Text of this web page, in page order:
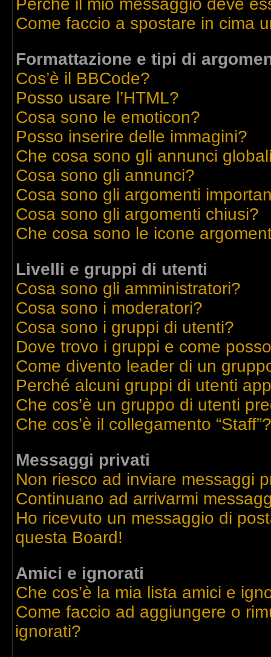
Perché il mio messaggio deve
Come faccio a spostare in cima
Formattazione e tipi di
Cos’è il BBCode?
Posso usare l’HTML?
Cosa sono le emoticon?
Posso inserire delle immagini?
Che cosa sono gli annunci
Cosa sono gli annunci?
Cosa sono gli argomenti
Cosa sono gli argomenti chiusi?
Che cosa sono le icone
Livelli e gruppi di utenti
Cosa sono gli amministratori?
Cosa sono i moderatori?
Cosa sono i gruppi di utenti?
Dove trovo i gruppi e come
Come divento leader di un
Perché alcuni gruppi di utenti
Che cos’è un gruppo di utenti
Che cos’è il collegamento “Staff”?
Messaggi privati
Non riesco ad inviare messaggi
Continuano ad arrivarmi
Ho ricevuto un messaggio di
questa Board!
Amici e ignorati
Che cos’è la mia lista amici e
Come faccio ad aggiungere o
ignorati?